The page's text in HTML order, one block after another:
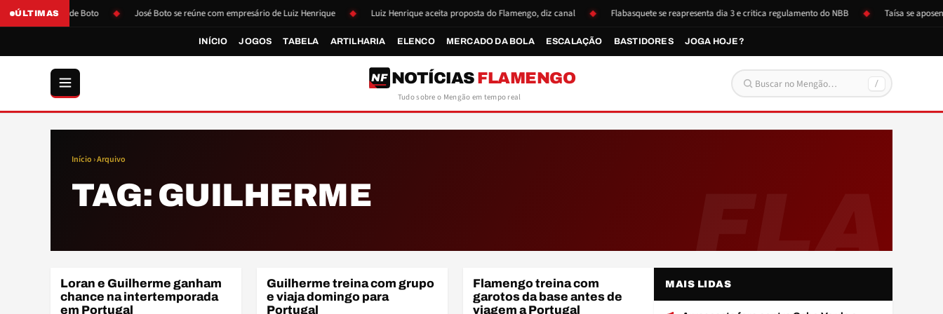
ÚLTIMAS
pressão de Boto José Boto se reúne com empresário de Luiz Henrique Luiz Henrique aceita proposta do Flamengo, diz canal Flabasquete se reapresenta dia 3 e critica regulamento do NBB Taísa se aposenta
INÍCIO JOGOS TABELA ARTILHARIA ELENCO MERCADO DA BOLA ESCALAÇÃO BASTIDORES JOGA HOJE?
NF NOTÍCIAS FLAMENGO
Tudo sobre o Mengão em tempo real Buscar por: /
FLA
Início › Arquivo
TAG: GUILHERME
BASE
Loran e Guilherme ganham
chance na intertemporada
em Portugal
ELENCO
Guilherme treina com grupo
e viaja domingo para
Portugal
BASE
Flamengo treina com
garotos da base antes de
viagem a Portugal
MAIS LIDAS